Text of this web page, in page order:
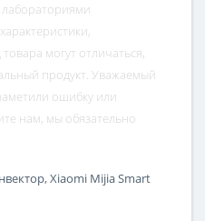
могут отличаться,
продукт. Уважаемый
ошибку или
нам, мы обязательно
,Xiaomi Mijia Smart